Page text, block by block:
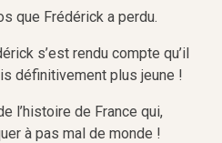
que Frédérick a perdu.
s’est rendu compte qu’il
définitivement plus jeune !
l’histoire de France qui,
à pas mal de monde !